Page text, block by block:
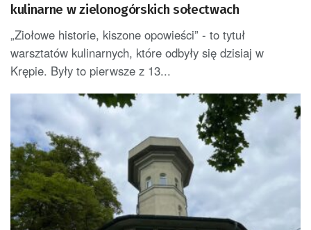
kulinarne w zielonogórskich sołectwach
„Ziołowe historie, kiszone opowieści” - to tytuł
warsztatów kulinarnych, które odbyły się dzisiaj w
Krępie. Były to pierwsze z 13...